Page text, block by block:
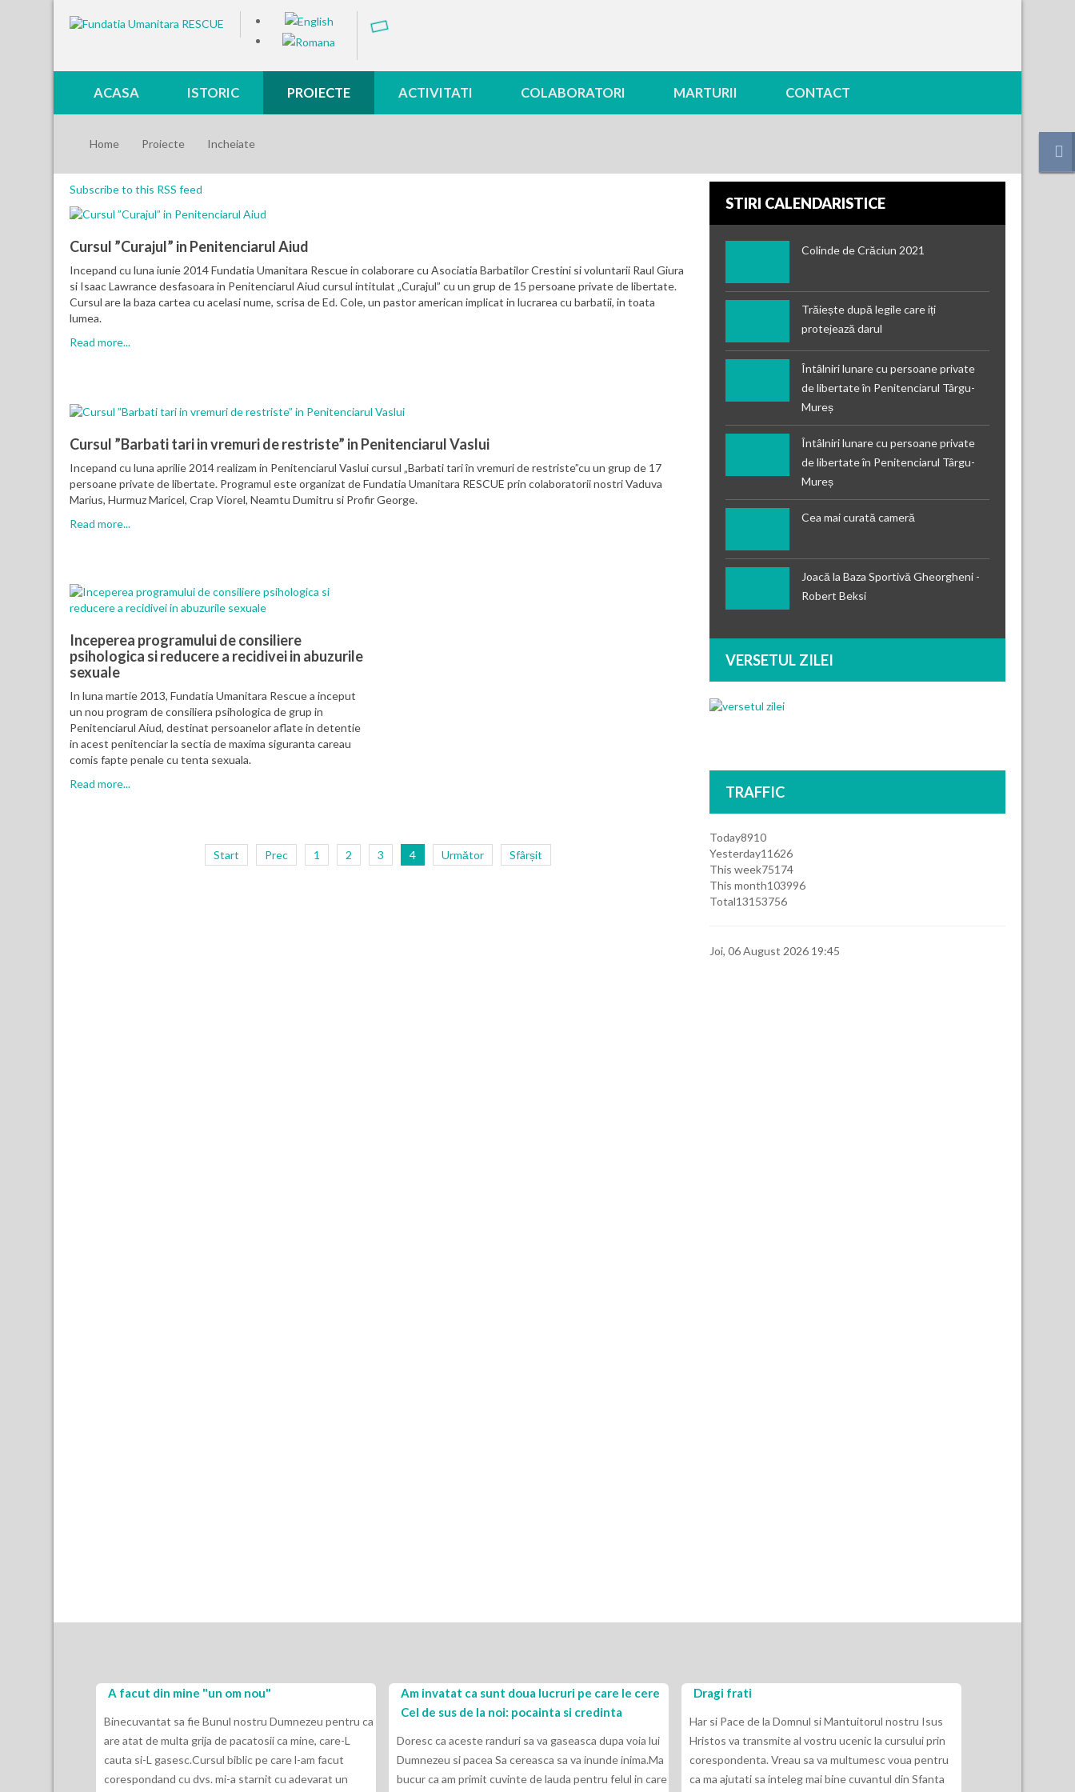
ACASA ISTORIC PROIECTE ACTIVITATI COLABORATORI MARTURII CONTACT
Home Proiecte Incheiate
Subscribe to this RSS feed
Cursul ”Curajul” in Penitenciarul Aiud
Incepand cu luna iunie 2014 Fundatia Umanitara Rescue in colaborare cu Asociatia Barbatilor Crestini si voluntarii Raul Giura
si Isaac Lawrance desfasoara in Penitenciarul Aiud cursul intitulat „Curajul” cu un grup de 15 persoane private de libertate.
Cursul are la baza cartea cu acelasi nume, scrisa de Ed. Cole, un pastor american implicat in lucrarea cu barbatii, in toata
lumea.
Read more...
Cursul ”Barbati tari in vremuri de restriste” in Penitenciarul Vaslui
Incepand cu luna aprilie 2014 realizam in Penitenciarul Vaslui cursul „Barbati tari în vremuri de restriste”cu un grup de 17
persoane private de libertate. Programul este organizat de Fundatia Umanitara RESCUE prin colaboratorii nostri Vaduva
Marius, Hurmuz Maricel, Crap Viorel, Neamtu Dumitru si Profir George.
Read more...
Inceperea programului de consiliere
psihologica si reducere a recidivei in abuzurile
sexuale
In luna martie 2013, Fundatia Umanitara Rescue a inceput
un nou program de consiliera psihologica de grup in
Penitenciarul Aiud, destinat persoanelor aflate in detentie
in acest penitenciar la sectia de maxima siguranta careau
comis fapte penale cu tenta sexuala.
Read more...
Start Prec 1 2 3 4 Următor Sfârșit
STIRI CALENDARISTICE
Colinde de Crăciun 2021
Trăiește după legile care iți
protejează darul
Întâlniri lunare cu persoane private
de libertate în Penitenciarul Târgu-
Mureș
Întâlniri lunare cu persoane private
de libertate în Penitenciarul Târgu-
Mureș
Cea mai curată cameră
Joacă la Baza Sportivă Gheorgheni -
Robert Beksi
VERSETUL ZILEI
TRAFFIC
Today8910
Yesterday11626
This week75174
This month103996
Total13153756
Joi, 06 August 2026 19:45
A facut din mine "un om nou"
Binecuvantat sa fie Bunul nostru Dumnezeu pentru ca
are atat de multa grija de pacatosii ca mine, care-L
cauta si-L gasesc.Cursul biblic pe care l-am facut
corespondand cu dvs. mi-a starnit cu adevarat un
Am invatat ca sunt doua lucruri pe care le cere
Cel de sus de la noi: pocainta si credinta
Doresc ca aceste randuri sa va gaseasca dupa voia lui
Dumnezeu si pacea Sa cereasca sa va inunde inima.Ma
bucur ca am primit cuvinte de lauda pentru felul in care
Dragi frati
Har si Pace de la Domnul si Mantuitorul nostru Isus
Hristos va transmite al vostru ucenic la cursului prin
corespondenta. Vreau sa va multumesc voua pentru
ca ma ajutati sa inteleg mai bine cuvantul din Sfanta